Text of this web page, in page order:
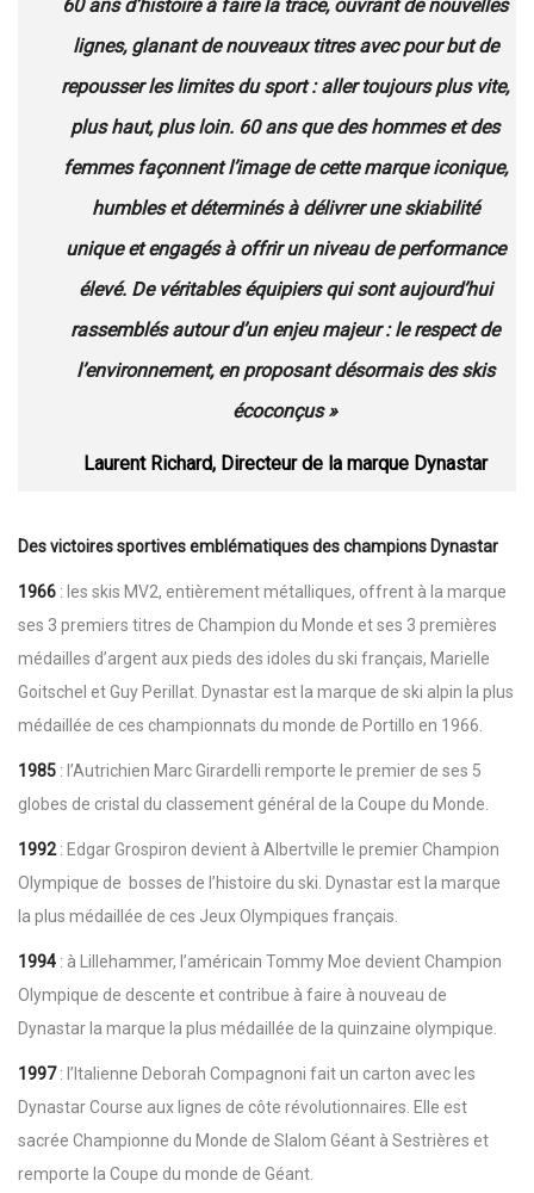
60 ans d’histoire à faire la trace, ouvrant de nouvelles
lignes, glanant de nouveaux titres avec pour but de
repousser les limites du sport : aller toujours plus vite,
plus haut, plus loin. 60 ans que des hommes et des
femmes façonnent l’image de cette marque iconique,
humbles et déterminés à délivrer une skiabilité
unique et engagés à offrir un niveau de performance
élevé. De véritables équipiers qui sont aujourd’hui
rassemblés autour d’un enjeu majeur : le respect de
l’environnement, en proposant désormais des skis
écoconçus »
Laurent Richard, Directeur de la marque Dynastar
Des victoires sportives emblématiques des champions Dynastar
1966 : les skis MV2, entièrement métalliques, offrent à la marque
ses 3 premiers titres de Champion du Monde et ses 3 premières
médailles d’argent aux pieds des idoles du ski français, Marielle
Goitschel et Guy Perillat. Dynastar est la marque de ski alpin la plus
médaillée de ces championnats du monde de Portillo en 1966.
1985 : l’Autrichien Marc Girardelli remporte le premier de ses 5
globes de cristal du classement général de la Coupe du Monde.
1992: Edgar Grospiron devient à Albertville le premier Champion
Olympique de bosses de l’histoire du ski. Dynastar est la marque
la plus médaillée de ces Jeux Olympiques français.
1994 : à Lillehammer, l’américain Tommy Moe devient Champion
Olympique de descente et contribue à faire à nouveau de
Dynastar la marque la plus médaillée de la quinzaine olympique.
1997: l’Italienne Deborah Compagnoni fait un carton avec les
Dynastar Course aux lignes de côte révolutionnaires. Elle est
sacrée Championne du Monde de Slalom Géant à Sestrières et
remporte la Coupe du monde de Géant.